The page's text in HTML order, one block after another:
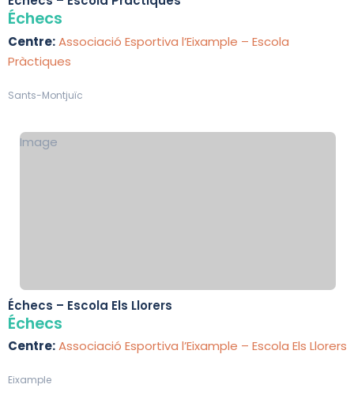
Échecs
Centre:Associació Esportiva l’Eixample – Escola
Pràctiques
Sants-Montjuïc
Image
Échecs – Escola Els Llorers
Échecs
Centre:Associació Esportiva l’Eixample – Escola Els Llorers
Eixample